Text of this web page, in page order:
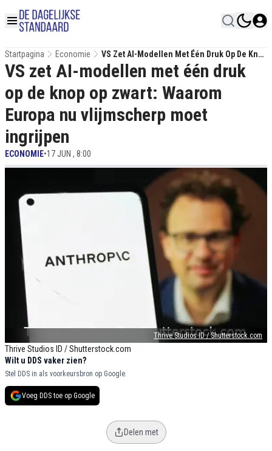
Startpagina Economie
VS Zet AI-Modellen Met Één Druk Op De Knop
Op Zwart: Waarom Europa Nu Vlijmscherp
Moet Ingrijpen
Thrive Studios ID / Shutterstock.com
Thrive Studios ID / Shutterstock.com
VS zet AI-modellen met één druk
op de knop op zwart: Waarom
Europa nu vlijmscherp moet
ingrijpen
ECONOMIE•17 JUN , 8:00
Wilt u DDS vaker zien?
Stel DDS in als voorkeursbron op Google.
Voeg DDS toe op Google
Delen met